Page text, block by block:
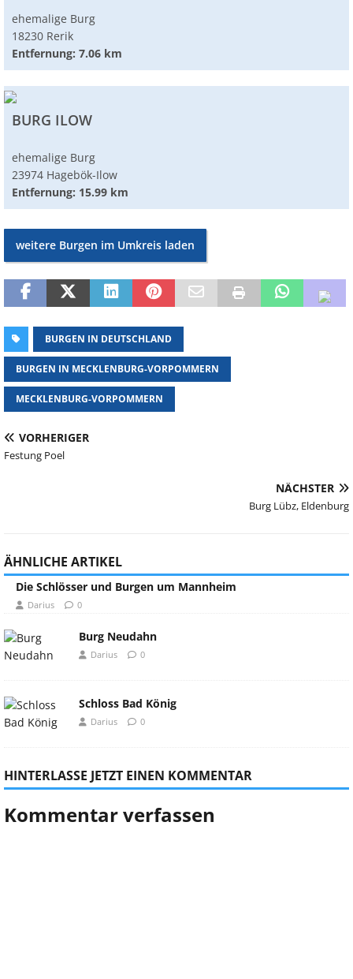
ehemalige Burg
18230 Rerik
Entfernung: 7.06 km
BURG ILOW
ehemalige Burg
23974 Hagebök-Ilow
Entfernung: 15.99 km
weitere Burgen im Umkreis laden
BURGEN IN DEUTSCHLAND
BURGEN IN MECKLENBURG-VORPOMMERN
MECKLENBURG-VORPOMMERN
VORHERIGER
Festung Poel
NÄCHSTER
Burg Lübz, Eldenburg
ÄHNLICHE ARTIKEL
Die Schlösser und Burgen um Mannheim
Darius 0
Burg Neudahn
Darius 0
Schloss Bad König
Darius 0
HINTERLASSE JETZT EINEN KOMMENTAR
Kommentar verfassen